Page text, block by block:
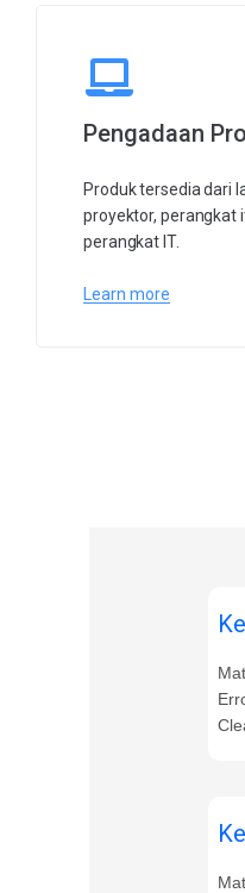
Pengadaan
Produk tersedia dari
proyektor, perangkat
perangkat IT.
Learn more